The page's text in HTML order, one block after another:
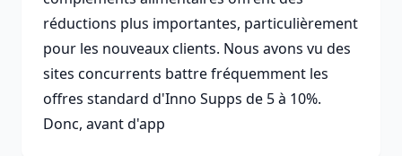
réductions plus importantes, particulièrement
pour les nouveaux clients. Nous avons vu des
sites concurrents battre fréquemment les
offres standard d'Inno Supps de 5 à 10%.
Donc, avant d'app